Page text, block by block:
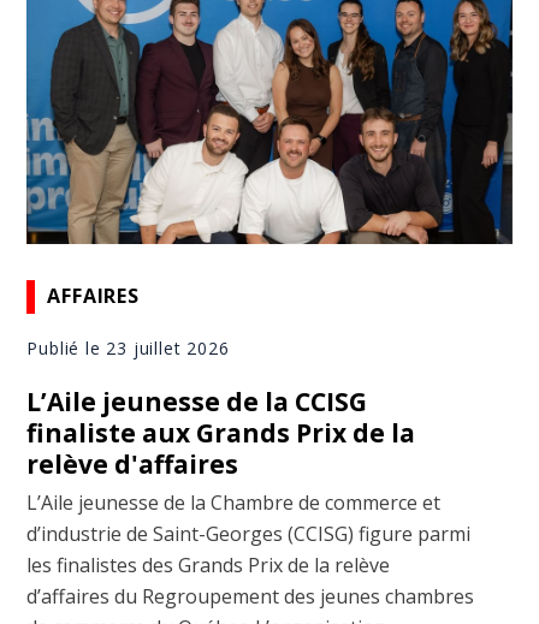
AFFAIRES
Publié le 23 juillet 2026
L’Aile jeunesse de la CCISG
finaliste aux Grands Prix de la
relève d'affaires
L’Aile jeunesse de la Chambre de commerce et
d’industrie de Saint-Georges (CCISG) figure parmi
les finalistes des Grands Prix de la relève
d’affaires du Regroupement des jeunes chambres